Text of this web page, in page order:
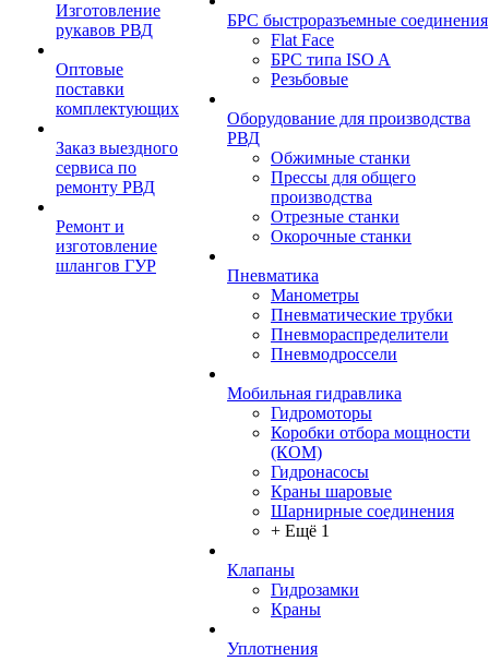
Изготовление
рукавов РВД
Оптовые
поставки
комплектующих
Заказ выездного
сервиса по
ремонту РВД
Ремонт и
изготовление
шлангов ГУР
БРС быстроразъемные соединения
Flat Face
БРС типа ISO A
Резьбовые
Оборудование для производства
РВД
Обжимные станки
Прессы для общего
производства
Отрезные станки
Окорочные станки
Пневматика
Манометры
Пневматические трубки
Пневмораспределители
Пневмодроссели
Мобильная гидравлика
Гидромоторы
Коробки отбора мощности
(КОМ)
Гидронасосы
Краны шаровые
Шарнирные соединения
+ Ещё 1
Клапаны
Гидрозамки
Краны
Уплотнения